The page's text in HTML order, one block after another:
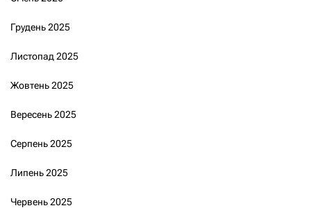
Грудень 2025
Листопад 2025
Жовтень 2025
Вересень 2025
Серпень 2025
Липень 2025
Червень 2025